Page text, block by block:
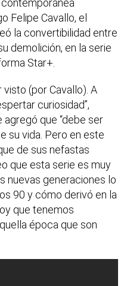
Felipe Cavallo, el
la convertibilidad entre
demolición, en la serie
Star+.
visto (por Cavallo). A
curiosidad”,
que “debe ser
su vida. Pero en este
de sus nefastas
que esta serie es muy
nuevas generaciones lo
90 y cómo derivó en la
que tenemos
época que son